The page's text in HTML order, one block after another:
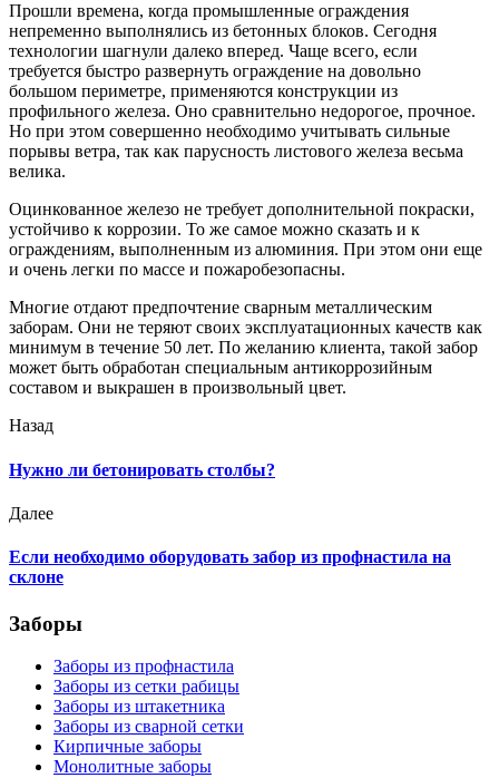
Прошли времена, когда промышленные ограждения
непременно выполнялись из бетонных блоков. Сегодня
технологии шагнули далеко вперед. Чаще всего, если
требуется быстро развернуть ограждение на довольно
большом периметре, применяются конструкции из
профильного железа. Оно сравнительно недорогое, прочное.
Но при этом совершенно необходимо учитывать сильные
порывы ветра, так как парусность листового железа весьма
велика.
Оцинкованное железо не требует дополнительной покраски,
устойчиво к коррозии. То же самое можно сказать и к
ограждениям, выполненным из алюминия. При этом они еще
и очень легки по массе и пожаробезопасны.
Многие отдают предпочтение сварным металлическим
заборам. Они не теряют своих эксплуатационных качеств как
минимум в течение 50 лет. По желанию клиента, такой забор
может быть обработан специальным антикоррозийным
составом и выкрашен в произвольный цвет.
Назад
Нужно ли бетонировать столбы?
Далее
Если необходимо оборудовать забор из профнастила на
склоне
Заборы
Заборы из профнастила
Заборы из сетки рабицы
Заборы из штакетника
Заборы из сварной сетки
Кирпичные заборы
Монолитные заборы